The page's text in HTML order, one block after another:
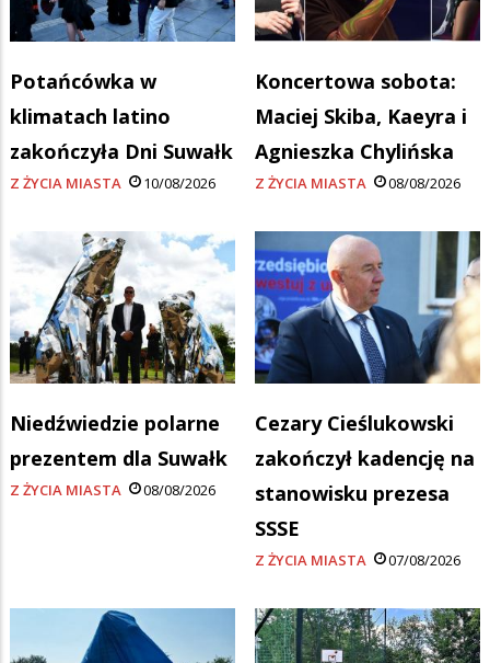
Potańcówka w
klimatach latino
zakończyła Dni Suwałk
Z ŻYCIA MIASTA 10/08/2026
Koncertowa sobota:
Maciej Skiba, Kaeyra i
Agnieszka Chylińska
Z ŻYCIA MIASTA 08/08/2026
Niedźwiedzie polarne
prezentem dla Suwałk
Z ŻYCIA MIASTA 08/08/2026
Cezary Cieślukowski
zakończył kadencję na
stanowisku prezesa
SSSE
Z ŻYCIA MIASTA 07/08/2026